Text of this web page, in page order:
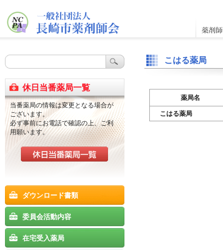
こはる薬局
薬局名
こはる薬局
休日当番薬局一覧
当番薬局の情報は変更となる場合が
ございます。
必ず事前にお電話で確認の上、ご利
用願います。
ダウンロード書類
委員会活動内容
在宅受入薬局